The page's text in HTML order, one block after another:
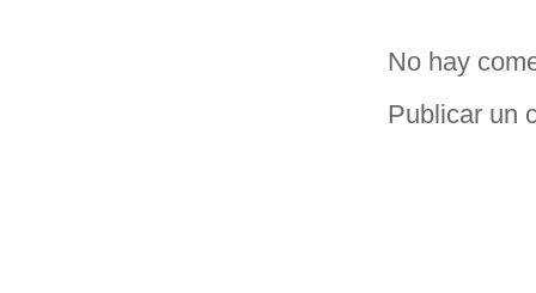
No hay
Publicar un